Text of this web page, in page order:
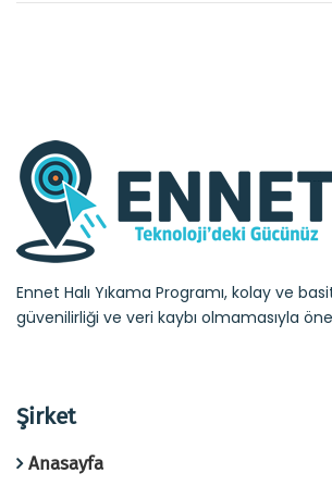
Ennet Halı Yıkama Programı, kolay ve
güvenilirliği ve veri kaybı olmamasıyla öne
Şirket
Anasayfa